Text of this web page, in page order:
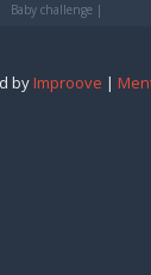
Baby challenge|
byImproove |